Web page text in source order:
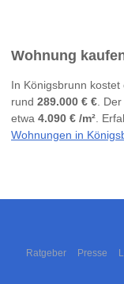
Wohnung
In Königsbrunn
rund 289.000 € €.
etwa 4.090 € /m².
Wohnungen in
Ratgeber Presse